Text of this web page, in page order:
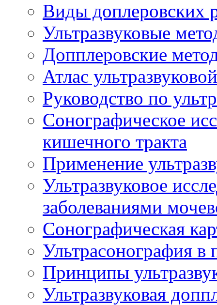
Виды доплеровских
Ультразвуковые
Допплеровские
Атлас
Руководство по
Сонографическое
кишечного тракта
Применение
Ультразвуковое
заболеваниями
Сонографическая
Ультрасонография в
Принципы
Ультразвуковая